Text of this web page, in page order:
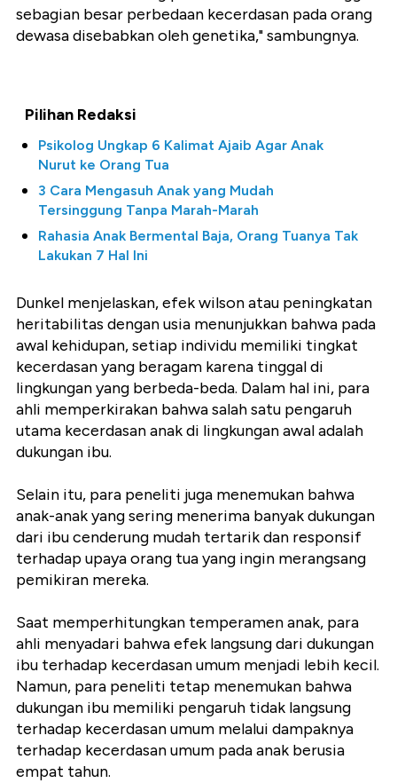
sebagian besar perbedaan kecerdasan pada orang
dewasa disebabkan oleh genetika," sambungnya.
Pilihan Redaksi
Psikolog Ungkap 6 Kalimat Ajaib Agar Anak
Nurut ke Orang Tua
3 Cara Mengasuh Anak yang Mudah
Tersinggung Tanpa Marah-Marah
Rahasia Anak Bermental Baja, Orang Tuanya Tak
Lakukan 7 Hal Ini
Dunkel menjelaskan, efek wilson atau peningkatan
heritabilitas dengan usia menunjukkan bahwa pada
awal kehidupan, setiap individu memiliki tingkat
kecerdasan yang beragam karena tinggal di
lingkungan yang berbeda-beda. Dalam hal ini, para
ahli memperkirakan bahwa salah satu pengaruh
utama kecerdasan anak di lingkungan awal adalah
dukungan ibu.
Selain itu, para peneliti juga menemukan bahwa
anak-anak yang sering menerima banyak dukungan
dari ibu cenderung mudah tertarik dan responsif
terhadap upaya orang tua yang ingin merangsang
pemikiran mereka.
Saat memperhitungkan temperamen anak, para
ahli menyadari bahwa efek langsung dari dukungan
ibu terhadap kecerdasan umum menjadi lebih kecil.
Namun, para peneliti tetap menemukan bahwa
dukungan ibu memiliki pengaruh tidak langsung
terhadap kecerdasan umum melalui dampaknya
terhadap kecerdasan umum pada anak berusia
empat tahun.